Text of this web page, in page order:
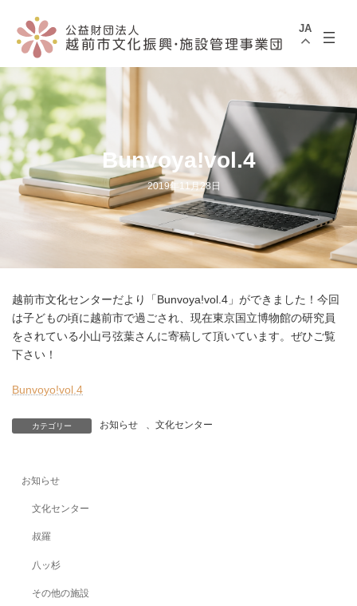
へ
ス
キ
ッ
プ
ョ
ン
に
移
動
JA
Bunvoya!vol.4
2019年11月28日
越前市文化センターだより「Bunvoya!vol.4」ができました！今回
は子どもの頃に越前市で過ごされ、現在東京国立博物館の研究員
をされている小山弓弦葉さんに寄稿して頂いています。ぜひご覧
下さい！
Bunvoyo!vol.4
カテゴリー お知らせ 文化センター
お知らせ
文化センター
叔羅
八ッ杉
その他の施設